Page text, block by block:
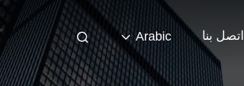
اتصل بنا Arabic